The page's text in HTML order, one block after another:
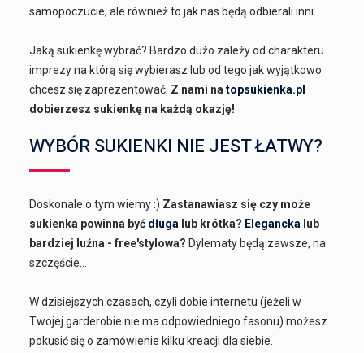
samopoczucie, ale również to jak nas będą odbierali inni.
Jaką sukienkę wybrać? Bardzo dużo zależy od charakteru
imprezy na którą się wybierasz lub od tego jak wyjątkowo
chcesz się zaprezentować. Z nami natopsukienka.pl
dobierzesz sukienkę na każdą okazję!
WYBÓR SUKIENKI NIE JEST ŁATWY?
Doskonale o tym wiemy :) Zastanawiasz się czy może
sukienka powinna być długa lub krótka? Elegancka lub
bardziej luźna - free'stylowa? Dylematy będą zawsze, na
szczęście...
W dzisiejszych czasach, czyli dobie internetu (jeżeli w
Twojej garderobie nie ma odpowiedniego fasonu) możesz
pokusić się o zamówienie kilku kreacji dla siebie.